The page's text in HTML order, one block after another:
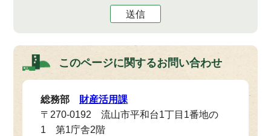
送信
このページに関するお問い合わせ
総務部 財産活用課
〒270-0192 流山市平和台1丁目1番地の
1 第1庁舎2階